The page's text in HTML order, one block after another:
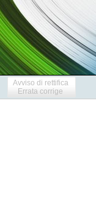
Avviso di rettifica
Errata corrige